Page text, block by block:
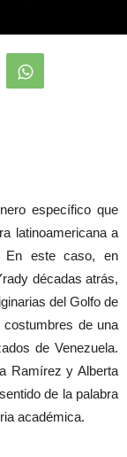
específico que
latinoamericana a
En este caso, en
décadas atrás,
del Golfo de
de una
de Venezuela.
Ramírez y Alberta
de la palabra
académica.